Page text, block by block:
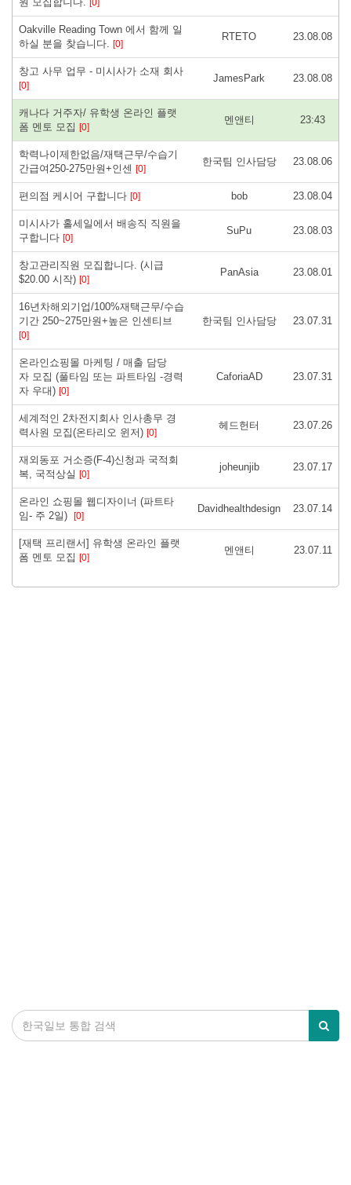
Oakville Reading Town 에서 함께 일
하실 분을 찾습니다. [0]
RTETO 23.08.08
창고 사무 업무 - 미시사가 소재 회사
[0]
JamesPark 23.08.08
캐나다 거주자/ 유학생 온라인 플랫
폼 멘토 모집 [0]
멘앤티 23:43
학력나이제한없음/재택근무/수습기
간급여250-275만원+인센 [0]
한국팀 인사담당 23.08.06
편의점 케시어 구합니다 [0] bob 23.08.04
미시사가 홀세일에서 배송직 직원을
구합니다 [0]
SuPu 23.08.03
창고관리직원 모집합니다. (시급
$20.00 시작) [0]
PanAsia 23.08.01
16년차해외기업/100%재택근무/수습
기간 250~275만원+높은 인센티브
[0]
한국팀 인사담당 23.07.31
온라인쇼핑몰 마케팅 / 매출 담당
자 모집 (풀타임 또는 파트타임 -경력
자 우대) [0]
CaforiaAD 23.07.31
세계적인 2차전지회사 인사총무 경
력사원 모집(온타리오 윈저) [0]
헤드헌터 23.07.26
재외동포 거소증(F-4)신청과 국적회
복, 국적상실 [0]
joheunjib 23.07.17
온라인 쇼핑몰 웹디자이너 (파트타
임- 주 2일) [0]
Davidhealthdesign 23.07.14
[재택 프리랜서] 유학생 온라인 플랫
폼 멘토 모집 [0]
멘앤티 23.07.11